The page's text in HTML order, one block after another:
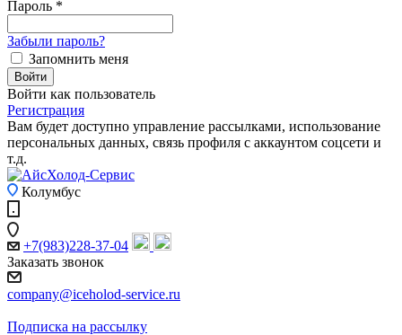
Пароль *
Забыли пароль?
Запомнить меня
Войти
Войти как пользователь
Регистрация
Вам будет доступно управление рассылками, использование
персональных данных, связь профиля с аккаунтом соцсети и
т.д.
Колумбус
+7(983)228-37-04
Заказать звонок
company@iceholod-service.ru
Подписка на рассылку